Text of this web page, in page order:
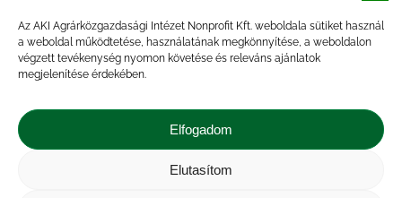
Az AKI Agrárközgazdasági Intézet Nonprofit Kft. weboldala sütiket használ
a weboldal működtetése, használatának megkönnyítése, a weboldalon
végzett tevékenység nyomon követése és releváns ajánlatok
megjelenítése érdekében.
Elfogadom
Elutasítom
paradicsom piac piaci jelentés
pulyka pulykahús sertés sertéshús
szarvasmarha termelés
termelői
zöldség árak
átlagárértékesítési ár